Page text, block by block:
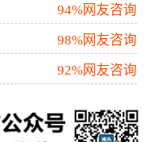
94%网友咨询
98%网友咨询
92%网友咨询